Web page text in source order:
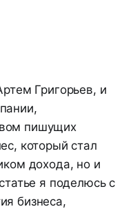
Григорьев, и
пишущих
который стал
дохода, но и
я поделюсь с
бизнеса,